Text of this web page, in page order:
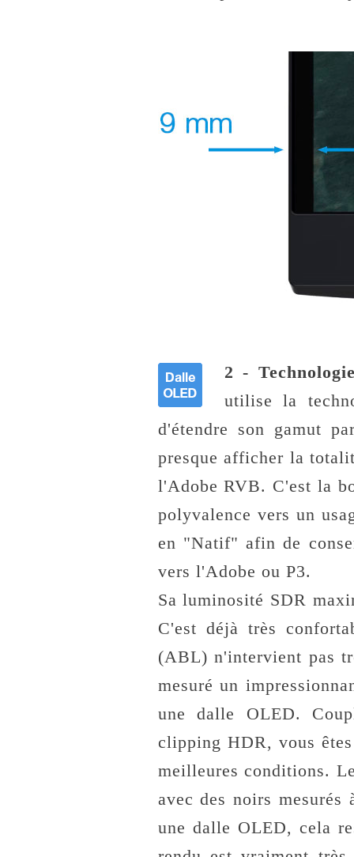
2 -
utilise la
d'étendre son gamut
presque afficher la
l'Adobe RVB. C'est la
polyvalence vers un
en "Natif" afin de
vers l'Adobe ou P3.
Sa luminosité SDR
C'est déjà très
(ABL) n'intervient pas
mesuré un
une dalle OLED.
clipping HDR, vous
meilleures conditions.
avec des noirs mesurés
une dalle OLED, cela